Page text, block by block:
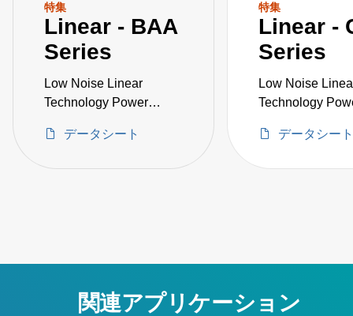
特集
Linear - BAA
Series
Low Noise Linear
Technology Power
データシート
特集
Linear -
Series
Low Noise
Technology
データシート
関連アプリケーション